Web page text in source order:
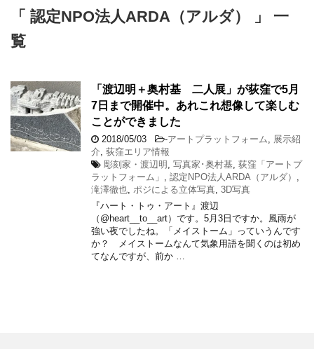
「 認定NPO法人ARDA（アルダ） 」 一
覧
「渡辺明＋奥村基 二人展」が荻窪で5月
7日まで開催中。あれこれ想像して楽しむ
ことができました
2018/05/03 -アートプラットフォーム
展示紹
介 荻窪エリア情報
彫刻家・渡辺明 写真家･奥村基 荻窪「アートプ
ラットフォーム」
認定NPO法人ARDA（アルダ）
滝澤徹也 ポジによる立体写真 3D写真
『ハート・トゥ・アート』渡辺
（@heart__to__art）です。5月3日ですか。風雨が
強い夜でしたね。「メイストーム」っていうんです
か？ メイストームなんて気象用語を聞くのは初め
てなんですが、前か …